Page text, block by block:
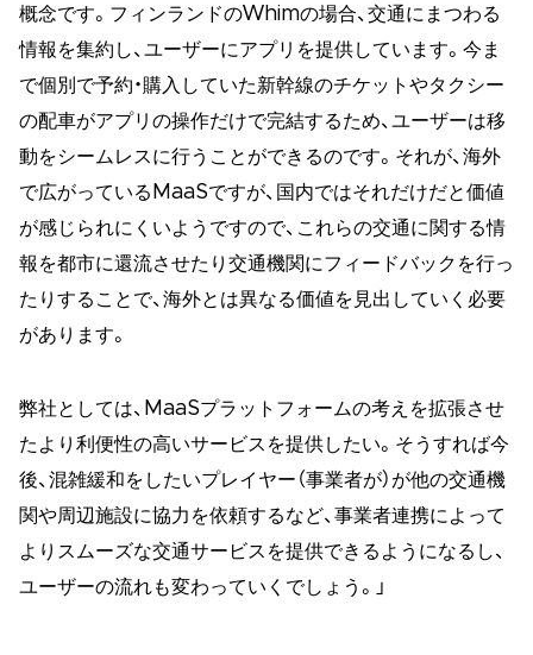
概念です。フィンランドのWhimの場合、交通にまつわる
情報を集約し、ユーザーにアプリを提供しています。今ま
で個別で予約・購入していた新幹線のチケットやタクシー
の配車がアプリの操作だけで完結するため、ユーザーは移
動をシームレスに行うことができるのです。それが、海外
で広がっているMaaSですが、国内ではそれだけだと価値
が感じられにくいようですので、これらの交通に関する情
報を都市に還流させたり交通機関にフィードバックを行っ
たりすることで、海外とは異なる価値を見出していく必要
があります。
弊社としては、MaaSプラットフォームの考えを拡張させ
たより利便性の高いサービスを提供したい。そうすれば今
後、混雑緩和をしたいプレイヤー（事業者が）が他の交通機
関や周辺施設に協力を依頼するなど、事業者連携によって
よりスムーズな交通サービスを提供できるようになるし、
ユーザーの流れも変わっていくでしょう。」